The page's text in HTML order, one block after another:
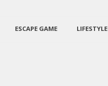
ESCAPE GAME LIFESTYLE